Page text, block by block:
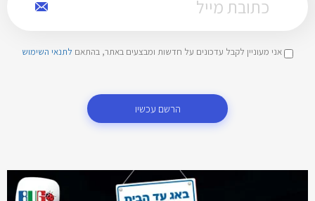
אני מעוניין לקבל עדכונים על חדשות ומבצעים באתר, בהתאם לתנאי השימוש
הרשם עכשיו